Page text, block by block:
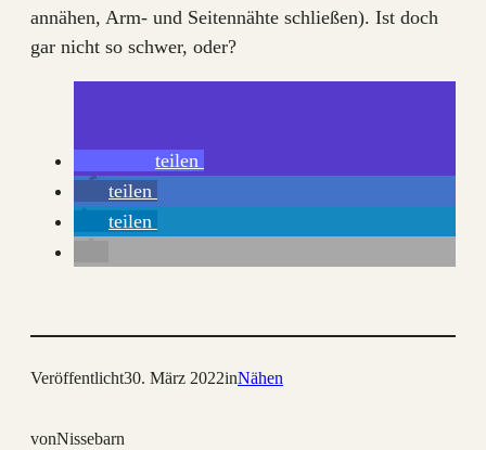
annähen, Arm- und Seitennähte schließen). Ist doch
gar nicht so schwer, oder?
teilen
teilen
teilen
Veröffentlicht30. März 2022inNähen
vonNissebarn